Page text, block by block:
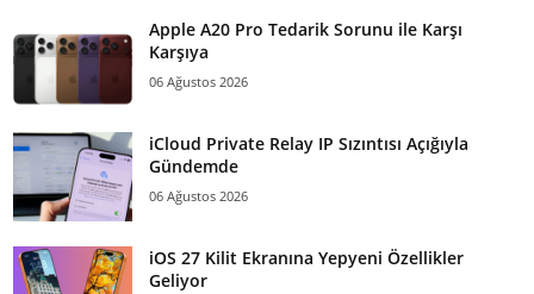
Apple A20 Pro Tedarik Sorunu ile Karşı
Karşıya
06 Ağustos 2026
iCloud Private Relay IP Sızıntısı Açığıyla
Gündemde
06 Ağustos 2026
iOS 27 Kilit Ekranına Yepyeni Özellikler
Geliyor